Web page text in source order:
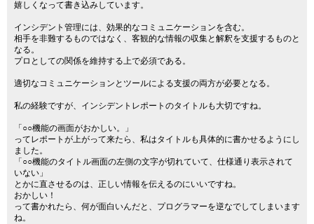
嬉しくなって書き込みしています。
インシデント管理には、効果的なコミュニケーションを含む。
相手を非難するものではなく、客観的な情報の収集と解釈を支援するものと
なる。
プロとしての関係を維持する上で必須である。
適切なコミュニケーションとツールによる支援の両方が必要となる。
私の経験ですが、インシデントレポートのタイトルも大切ですね。
「○○機能の画面がおかしい。」
ってレポートが上がって来たら、私はタイトルも具体的に書かせるようにし
ました。
「○○機能のタイトル画面の左側の文字が切れていて、仕様通り表示されて
いない」
とかに直させるのは、正しい情報を伝えるのにいいですね。
おかしい！
って書かれたら、何が面白いんだと、プログラマーを逆なでしてしまいます
ね。